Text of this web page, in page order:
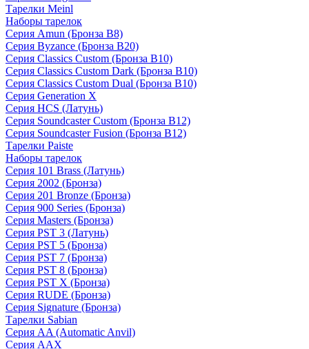
Тарелки Meinl
Наборы тарелок
Серия Amun (Бронза B8)
Серия Byzance (Бронза B20)
Серия Classics Custom (Бронза B10)
Серия Classics Custom Dark (Бронза B10)
Серия Classics Custom Dual (Бронза B10)
Серия Generation X
Серия HCS (Латунь)
Серия Soundcaster Custom (Бронза B12)
Серия Soundcaster Fusion (Бронза B12)
Тарелки Paiste
Наборы тарелок
Серия 101 Brass (Латунь)
Серия 2002 (Бронза)
Серия 201 Bronze (Бронза)
Серия 900 Series (Бронза)
Серия Masters (Бронза)
Серия PST 3 (Латунь)
Серия PST 5 (Бронза)
Серия PST 7 (Бронза)
Серия PST 8 (Бронза)
Серия PST X (Бронза)
Серия RUDE (Бронза)
Серия Signature (Бронза)
Тарелки Sabian
Серия AA (Automatic Anvil)
Серия AAX